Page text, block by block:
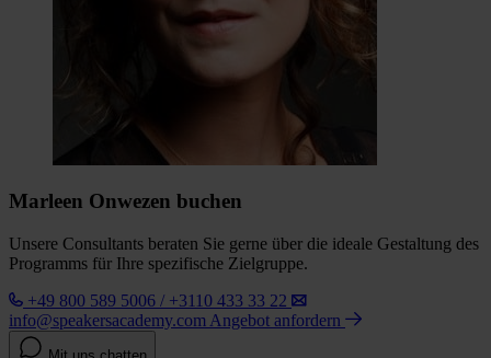
Marleen Onwezen buchen
Unsere Consultants beraten Sie gerne über die ideale Gestaltung des
Programms für Ihre spezifische Zielgruppe.
+49 800 589 5006 / +3110 433 33 22
info@speakersacademy.com Angebot anfordern